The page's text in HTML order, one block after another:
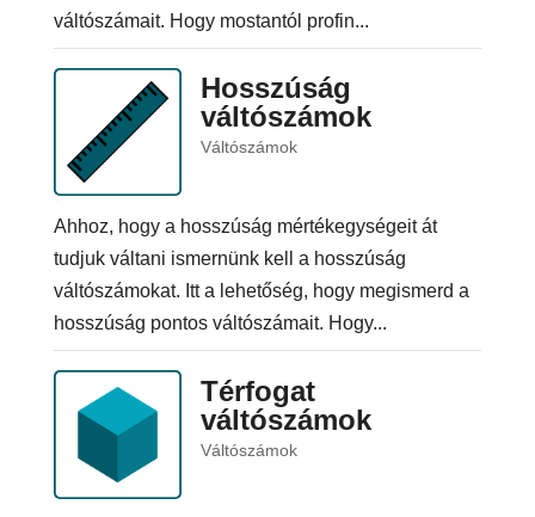
váltószámait. Hogy mostantól profin...
Hosszúság
váltószámok
Váltószámok
Ahhoz, hogy a hosszúság mértékegységeit át
tudjuk váltani ismernünk kell a hosszúság
váltószámokat. Itt a lehetőség, hogy megismerd a
hosszúság pontos váltószámait. Hogy...
Térfogat
váltószámok
Váltószámok